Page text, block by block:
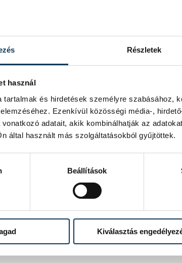
Részletek
használ
tartalmak és hirdetések személyre szabásához,
Ezenkívül közösségi média-,
vonatkozó adatait, akik kombinálhatják az
által használt más szolgáltatásokból gyűjtöttek.
Beállítások
Kiválasztás
PL
Remek mérkőzés, parádés
győzelmet aratott a vendég Kielce ellen
Veszprém a férfi kézilabda BL szombati
Davis-csapat már második csoportjában!
2019. NOVEMBER 23. 19:25